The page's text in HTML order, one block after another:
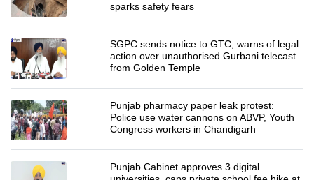
sparks safety fears
SGPC sends notice to GTC, warns of legal
action over unauthorised Gurbani telecast
from Golden Temple
Punjab pharmacy paper leak protest:
Police use water cannons on ABVP, Youth
Congress workers in Chandigarh
Punjab Cabinet approves 3 digital